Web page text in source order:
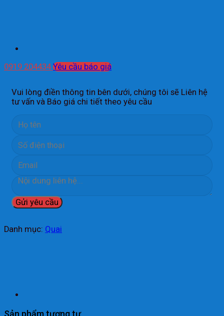
0919 204434 Yêu cầu báo giá
Vui lòng điền thông tin bên dưới, chúng tôi sẽ Liên hệ
tư vấn và Báo giá chi tiết theo yêu cầu
Danh mục: Quai
Sản phẩm tương tự